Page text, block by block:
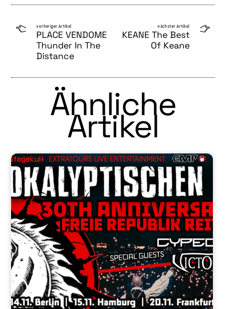
vorheriger Artikel
PLACE VENDOME
Thunder In The
Distance
nächster Artikel
KEANE The Best
Of Keane
Ähnliche
Artikel